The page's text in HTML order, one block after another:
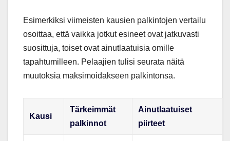
Esimerkiksi viimeisten kausien palkintojen vertailu
osoittaa, että vaikka jotkut esineet ovat jatkuvasti
suosittuja, toiset ovat ainutlaatuisia omille
tapahtumilleen. Pelaajien tulisi seurata näitä
muutoksia maksimoidakseen palkintonsa.
Kausi
Tärkeimmät
palkinnot
Ainutlaatuiset
piirteet